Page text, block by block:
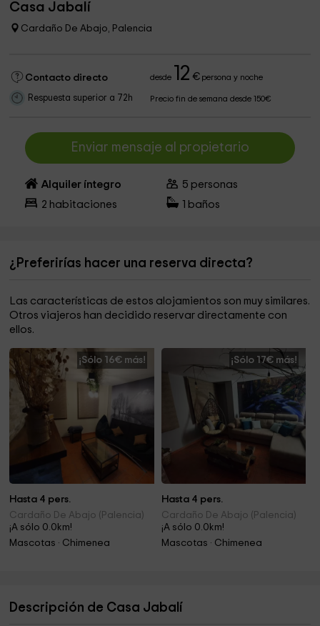
Casa Jabalí
Cardaño De Abajo, Palencia
Contacto directo desde 12 €persona y noche
Respuesta superior a 72h Precio fin de semana desde 150€
Enviar mensaje al propietario
Alquiler íntegro 5 personas
2 habitaciones baños
¿Preferirías hacer una reserva directa?
Las características de estos alojamientos son muy similares.
Otros viajeros han decidido reservar directamente con
ellos.
¡Sólo 16€ más!
Hasta 4 pers.
Cardaño De Abajo (Palencia)
¡A sólo 0.0km!
Mascotas · Chimenea
¡Sólo 17€ más!
Hasta 4 pers.
Cardaño De Abajo (Palencia)
¡A sólo 0.0km!
Mascotas · Chimenea
Descripción de Casa Jabalí